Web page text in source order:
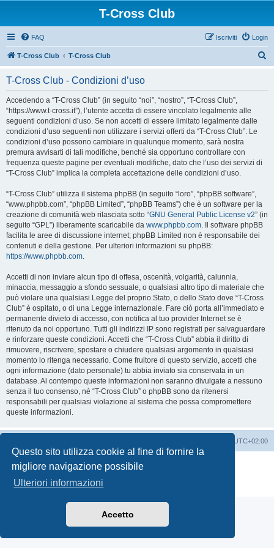
Questo sito utilizza cookie al fine di fornire la
migliore navigazione possibile
Ulteriori informazioni
Accetto
T-Cross Club
FAQ Login
Iscriviti
T-Cross Club T-Cross Club
T-Cross Club - Condizioni d’uso
Accedendo a “T-Cross Club” (in seguito “noi”, “nostro”, “T-Cross Club”,
“https://www.t-cross.it”), l’utente accetta di essere vincolato legalmente alle
seguenti condizioni d’uso. Se non accetti di essere limitato legalmente dalle
condizioni d’uso seguenti non utilizzare i servizi offerti da “T-Cross Club”. Le
condizioni d’uso possono cambiare in qualunque momento, sarà nostra
premura avvisarti di tali modifiche, benché sia opportuno controllare con
frequenza queste pagine per eventuali modifiche, dato che l’uso dei servizi di
“T-Cross Club” implica la completa accettazione delle condizioni d’uso.
“T-Cross Club” utilizza il sistema phpBB (in seguito “loro”, “phpBB software”,
“www.phpbb.com”, “phpBB Limited”, “phpBB Teams”) che è un software per la
creazione di comunità web rilasciata sotto “GNU General Public License v2” (in
seguito “GPL”) liberamente scaricabile da www.phpbb.com. Il software phpBB
facilita le aree di discussione internet; phpBB Limited non è responsabile dei
contenuti e della gestione. Per ulteriori informazioni su phpBB:
https://www.phpbb.com.
Accetti di non inviare alcun tipo di offesa, oscenità, volgarità, calunnia,
minaccia, messaggio a sfondo sessuale, o qualsiasi altro tipo di materiale che
può violare una qualsiasi Legge del proprio Stato, o dello Stato dove “T-Cross
Club” è ospitato, o di una Legge internazionale. Fare ciò porta all’immediato e
permanente divieto di accesso, con notifica al tuo provider Internet se è
ritenuto da noi opportuno. Tutti gli indirizzi IP sono registrati per salvaguardare
e rinforzare queste condizioni. Accetti che “T-Cross Club” abbia il diritto di
rimuovere, riscrivere, spostare o chiudere qualsiasi argomento in qualsiasi
momento lo ritenga necessario. Come fruitore di questo servizio, accetti che
ogni informazione (dato personale) tu abbia inviato sia conservata in un
database. Al contempo queste informazioni non saranno divulgate a nessuno
senza il tuo consenso, né “T-Cross Club” o phpBB sono da ritenersi
responsabili per qualsiasi violazione al sistema che possa compromettere
queste informazioni.
UTC+02:00
Creato da
® Forum Software © phpBB Limited
Traduzione Italiana